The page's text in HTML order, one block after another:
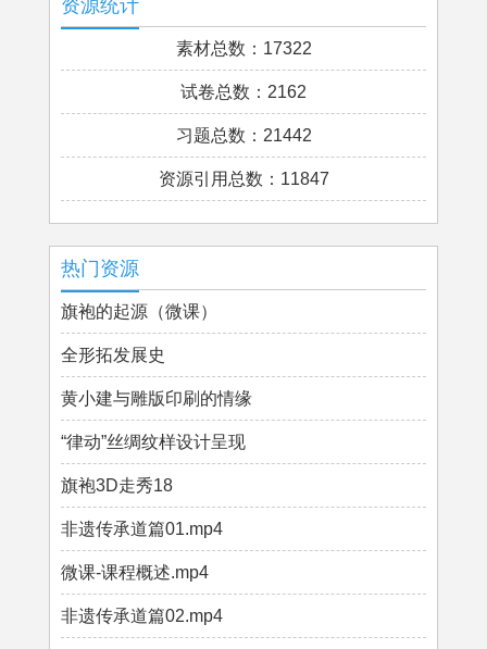
资源统计
素材总数：17322
试卷总数：2162
习题总数：21442
资源引用总数：11847
热门资源
旗袍的起源（微课）
全形拓发展史
黄小建与雕版印刷的情缘
“律动”丝绸纹样设计呈现
旗袍3D走秀18
非遗传承道篇01.mp4
微课-课程概述.mp4
非遗传承道篇02.mp4